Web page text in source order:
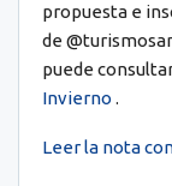
propuesta e
de
puede
Invierno .
Leer la nota